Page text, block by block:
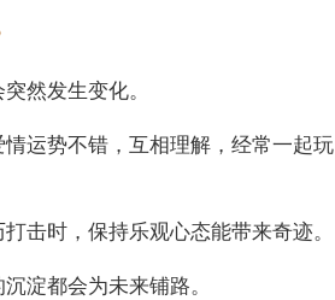
然发生变化。
运势不错，互相理解，经常一起玩
击时，保持乐观心态能带来奇迹。
淀都会为未来铺路。